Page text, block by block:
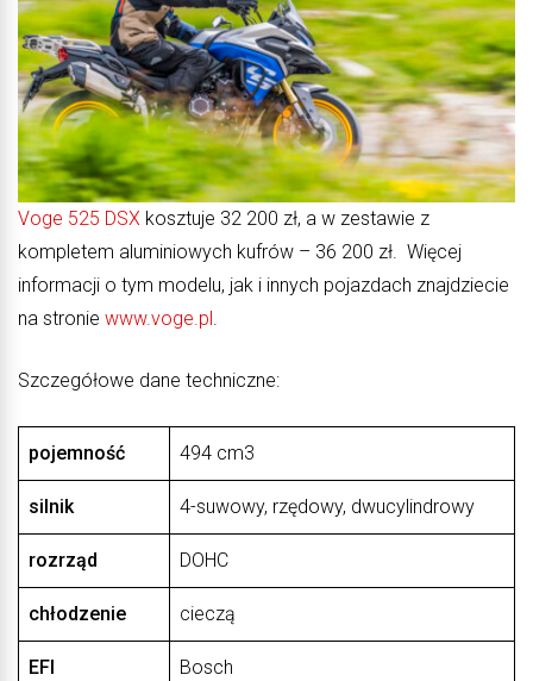
Voge 525 DSX kosztuje 32 200 zł, a w zestawie z
kompletem aluminiowych kufrów – 36 200 zł. Więcej
informacji o tym modelu, jak i innych pojazdach znajdziecie
na stronie www.voge.pl
Szczegółowe dane techniczne:
pojemność 494 cm3
silnik 4-suwowy, rzędowy, dwucylindrowy
rozrząd DOHC
chłodzenie cieczą
EFI Bosch